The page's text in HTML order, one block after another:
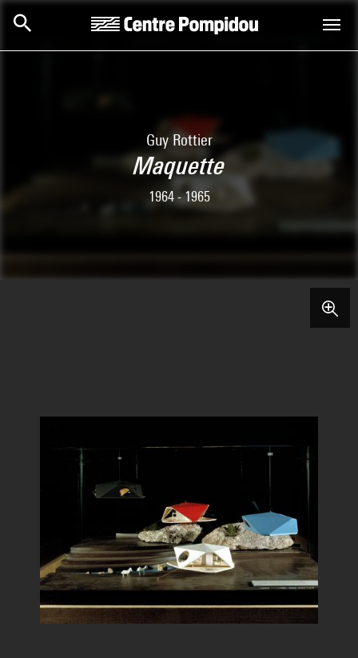
Guy Rottier
Maquette
1964 - 1965